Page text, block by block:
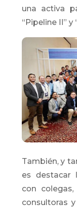
una activa
“Pipeline II” y
También, y
es destacar
con
consultoras